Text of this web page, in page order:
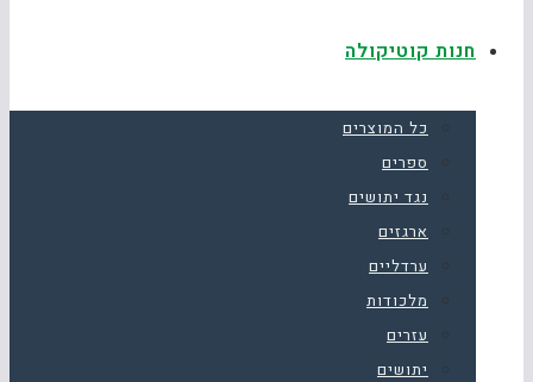
חנות קוטיקולה
כל המוצרים
ספרים
נגד יתושים
ארגזים
ערדליים
מלכודות
עזרים
יתושים